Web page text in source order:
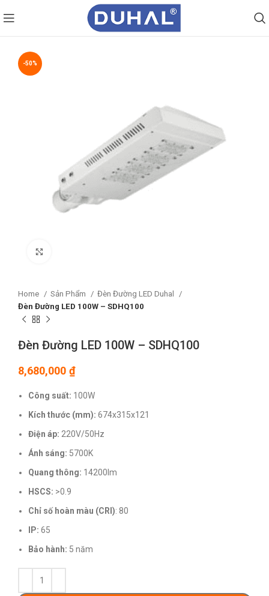
-50%
Home Sản Phẩm
Đèn Đường LED Duhal
Đèn Đường LED 100W – SDHQ100
Đèn Đường LED 100W – SDHQ100
8,680,000 ₫
Công suất: 100W
Kích thước (mm): 674x315x121
Điện áp: 220V/50Hz
Ánh sáng: 5700K
Quang thông: 14200lm
HSCS: >0.9
Chỉ số hoàn màu (CRI): 80
IP: 65
Bảo hành: 5 năm